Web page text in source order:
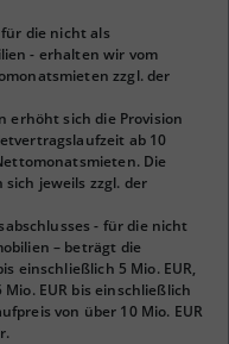
die nicht als
- erhalten wir vom
zzgl. der
erhöht sich die Provision
ab 10
Die
jeweils zzgl. der
- für die nicht
– beträgt die
einschließlich 5 Mio. EUR,
EUR bis einschließlich
von über 10 Mio. EUR